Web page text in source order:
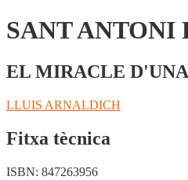
SANT ANTONI
EL MIRACLE
LLUIS ARNALDICH
Fitxa tècnica
ISBN: 847263956